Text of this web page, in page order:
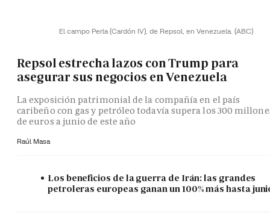
El campo Perla (Cardón IV), de Repsol, en Venezuela. (ABC)
Repsol estrecha lazos con Trump para
asegurar sus negocios en Venezuela
La exposición patrimonial de la compañía en el país
caribeño con gas y petróleo todavía supera los 300
de euros a junio de este año
Raúl Masa
Los beneficios de la guerra de Irán: las grandes
petroleras europeas ganan un 100% más hasta